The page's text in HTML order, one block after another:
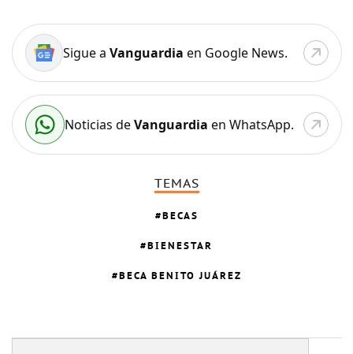
Sigue a Vanguardia en Google News.
Noticias deVanguardia en WhatsApp.
TEMAS
BECAS
BIENESTAR
BECA BENITO JUÁREZ